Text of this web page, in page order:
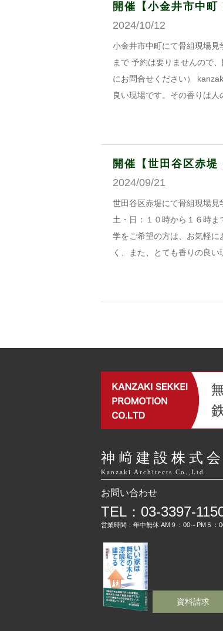
開催【小金井市中
2024/10/12
小金井市中町にて骨組現場
まで 予約は要りませんので
にお問合せください）
良い現場です。その香りは人
開催【世田谷区赤
2024/09/21
世田谷区赤堤にて骨組現場
土・日：１０時から１６時
学をご希望の方は、お気軽
く、また、とても香りの良い
神﨑建設株式
Kanzaki Architects Co.,Ltd.
お問い合わせ
TEL：03-3397-
営業時間：年中無休 AM９：00～PM５：
資料請求